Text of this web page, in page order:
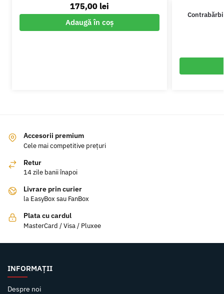
175,00 lei
Adaugă în coș
Accesorii premium
Cele mai competitive prețuri
Retur
14 zile banii înapoi
Livrare prin curier
la EasyBox sau FanBox
Plata cu cardul
MasterCard / Visa / Pluxee
INFORMAȚII
Despre noi